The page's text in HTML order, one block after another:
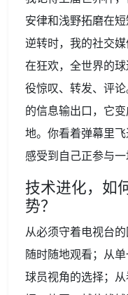
安律和浅野拓磨在
逆转时，我的社交
在狂欢，全世界的
役惊叹、转发、评
的信息输出口，它
地。你看着弹幕里
感受到自己正参与一
技术进化，如
势？
从必须守着电视台
随时随地观看；从
球员视角的选择；